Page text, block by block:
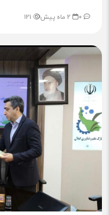
0 2 ماه پیش 121